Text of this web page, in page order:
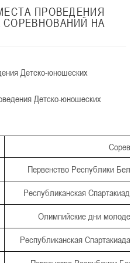
ПРОВЕДЕНИЯ
НА
Детско-юношеских
Детско-юношеских
Первенство Республики
Республиканская
Олимпийские дни
Республиканская